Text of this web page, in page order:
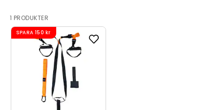
1 PRODUKTER
SPARA 150 kr